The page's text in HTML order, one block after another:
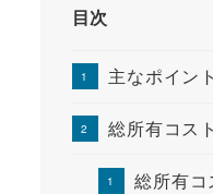
目次
主なポイント
総所有コス
総所有